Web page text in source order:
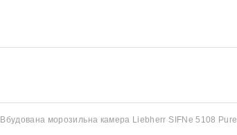
Вбудована морозильна камера Liebherr SIFNe 5108 Pure